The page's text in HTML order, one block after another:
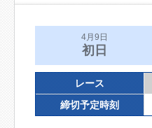
4月9日
初日
レース
締切予定時刻